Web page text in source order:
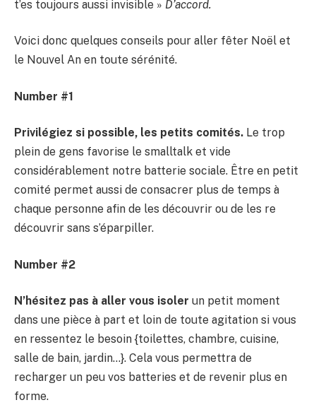
t’es toujours aussi invisible » D’accord.
Voici donc quelques conseils pour aller fêter Noël et
le Nouvel An en toute sérénité.
Number #1
Privilégiez si possible, les petits comités. Le trop
plein de gens favorise le smalltalk et vide
considérablement notre batterie sociale. Être en petit
comité permet aussi de consacrer plus de temps à
chaque personne afin de les découvrir ou de les re
découvrir sans s’éparpiller.
Number #2
N’hésitez pas à aller vous isoler un petit moment
dans une pièce à part et loin de toute agitation si vous
en ressentez le besoin {toilettes, chambre, cuisine,
salle de bain, jardin…}. Cela vous permettra de
recharger un peu vos batteries et de revenir plus en
forme.